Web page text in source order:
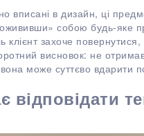
вписані в дизайн, ці
собою будь-яке
клієнт захоче
висновок: не
може суттєво вдарити